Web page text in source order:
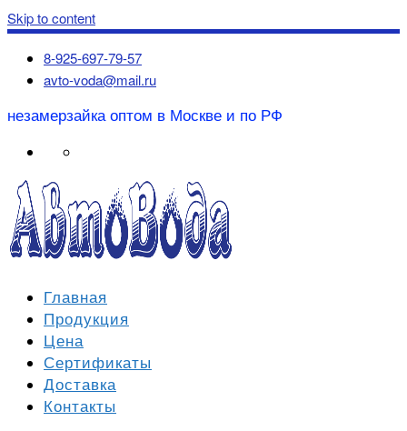
Skip to content
8-925-697-79-57
avto-voda@mail.ru
незамерзайка оптом в Москве и по РФ
Главная
Продукция
Цена
Сертификаты
Доставка
Контакты